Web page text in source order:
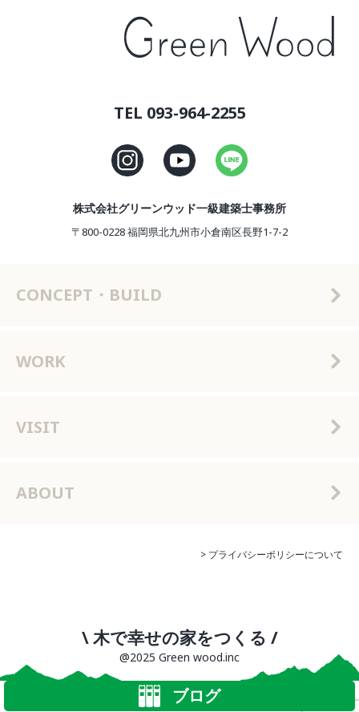
TEL 093-964-2255
株式会社グリーンウッド一級建築士事務所
〒800-0228 福岡県北九州市小倉南区長野1-7-2
CONCEPT・BUILD
WORK
VISIT
ABOUT
> プライバシーポリシーについて
\ 木で幸せの家をつくる /
@2025 Green wood.inc
ブログ